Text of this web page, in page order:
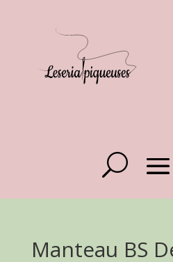
Manteau BS